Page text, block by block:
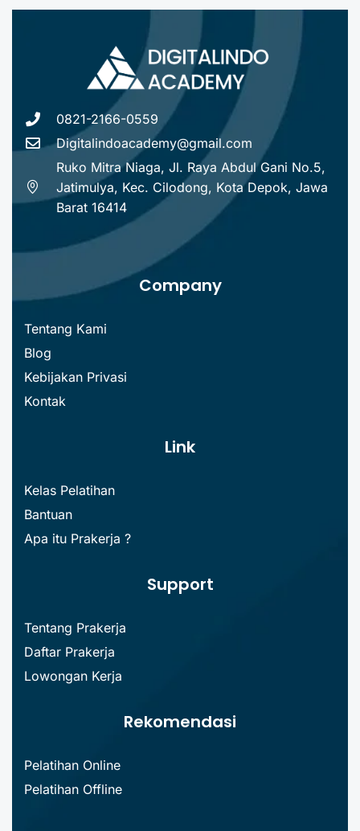
0821-2166-0559
Digitalindoacademy@gmail.com
Ruko Mitra Niaga, Jl. Raya Abdul Gani No.5,
Jatimulya, Kec. Cilodong, Kota Depok, Jawa
Barat 16414
Company
Tentang Kami
Blog
Kebijakan Privasi
Kontak
Link
Kelas Pelatihan
Bantuan
Apa itu Prakerja ?
Support
Tentang Prakerja
Daftar Prakerja
Lowongan Kerja
Rekomendasi
Pelatihan Online
Pelatihan Offline